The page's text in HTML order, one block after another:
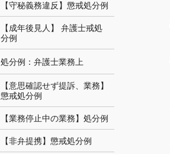
【守秘義務違反】懲戒処分例
【成年後見人】 弁護士戒処
分例
処分例：弁護士業務上
【意思確認せず提訴、業務】
懲戒処分例
【業務停止中の業務】処分例
【非弁提携】懲戒処分例